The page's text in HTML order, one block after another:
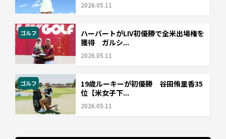
2026.05.11
ゴルフ
ハーバートがLIV初優勝で全米出場権を
獲得 ガルシ...
2026.05.11
ゴルフ
19歳ルーキーが初優勝 谷田侑里香35
位【米女子下...
2026.05.11